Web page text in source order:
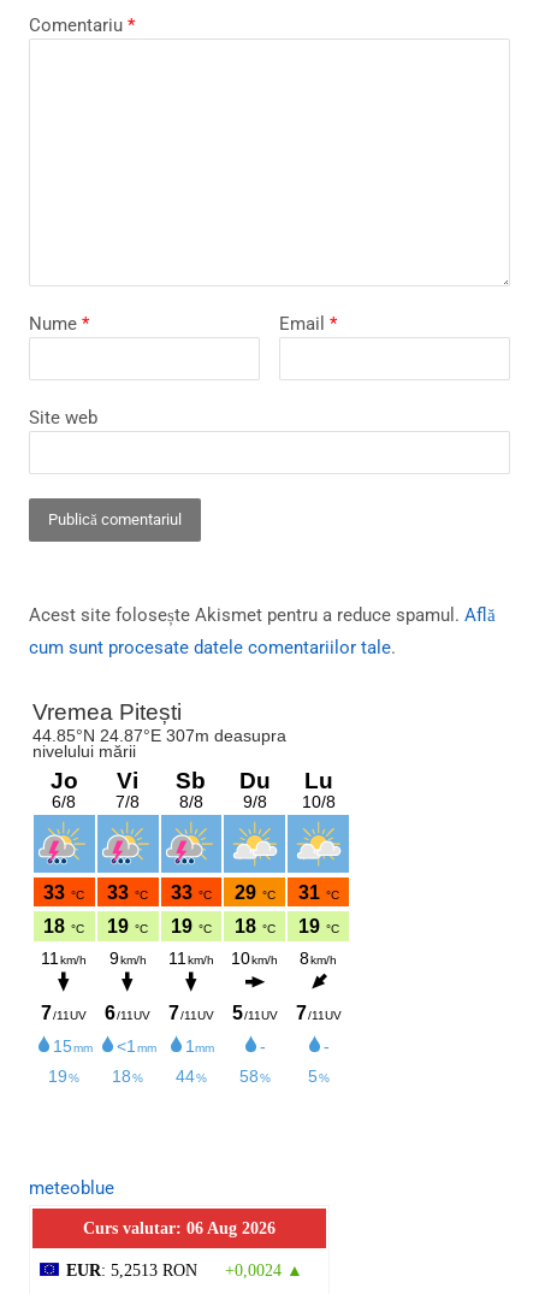
Comentariu *
Nume * Email *
Site web
Acest site folosește Akismet pentru a reduce spamul. Află
cum sunt procesate datele comentariilor tale.
meteoblue
Curs valutar: 06 Aug 2026
EUR: 5,2513 RON
+0,0024 ▲